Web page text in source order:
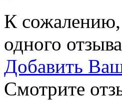
К сожалению,
одного
Добавить
Смотрите